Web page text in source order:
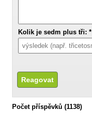
Kolik je sedm plus tři: *
Počet příspěvků (1138)